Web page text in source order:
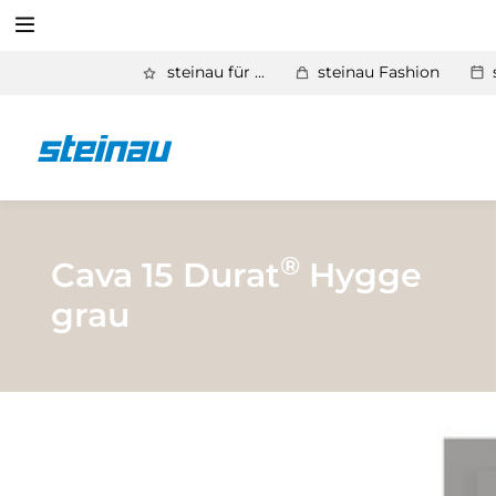
Produkte
Basic Aktionen 2026
Tore
steinau für ... steinau Fashion
Cava 15 Durat® Hygge
grau